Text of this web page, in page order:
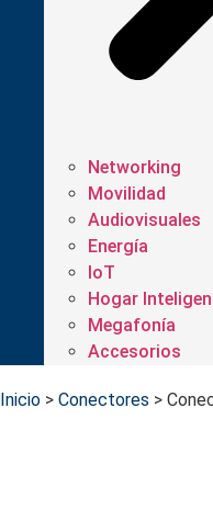
Networking
Movilidad
Audiovisuales
Energía
IoT
Hogar
Megafonía
Accesorios
Inicio > Conectores >